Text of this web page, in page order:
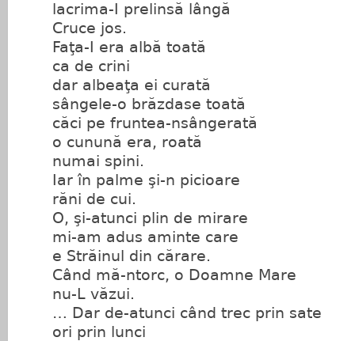
lacrima-I prelinsă lângă
Cruce jos.
Faţa-I era albă toată
ca de crini
dar albeaţa ei curată
sângele-o brăzdase toată
căci pe fruntea-nsângerată
o cunună era, roată
numai spini.
Iar în palme şi-n picioare
răni de cui.
O, şi-atunci plin de mirare
mi-am adus aminte care
e Străinul din cărare.
Când mă-ntorc, o Doamne Mare
nu-L văzui.
… Dar de-atunci când trec prin sate
ori prin lunci